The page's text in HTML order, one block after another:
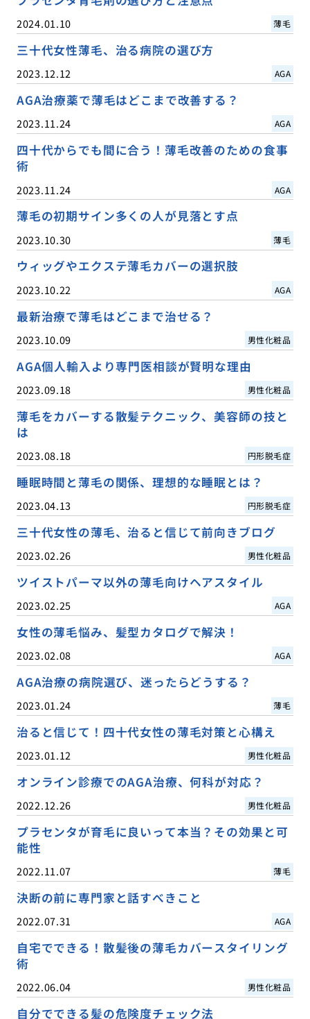
2024.01.10 薄毛
三十代女性薄毛、治る病院の選び方
2023.12.12 AGA
AGA治療薬で薄毛はどこまで改善する？
2023.11.24 AGA
四十代からでも間に合う！薄毛改善のための食事
術
2023.11.24 AGA
薄毛の初期サイン多くの人が見落とす点
2023.10.30 薄毛
ウィッグやエクステ薄毛カバーの選択肢
2023.10.22 AGA
最新治療で薄毛はどこまで治せる？
2023.10.09 男性化粧品
AGA個人輸入より専門医相談が賢明な理由
2023.09.18 男性化粧品
薄毛をカバーする散髪テクニック、美容師の技と
は
2023.08.18 円形脱毛症
睡眠時間と薄毛の関係、理想的な睡眠とは？
2023.04.13 円形脱毛症
三十代女性の薄毛、治ると信じて前向きブログ
2023.02.26 男性化粧品
ツイストパーマ以外の薄毛向けヘアスタイル
2023.02.25 AGA
女性の薄毛悩み、髪型カタログで解決！
2023.02.08 AGA
AGA治療の病院選び、迷ったらどうする？
2023.01.24 薄毛
治ると信じて！四十代女性の薄毛対策と心構え
2023.01.12 男性化粧品
オンライン診療でのAGA治療、何科が対応？
2022.12.26 男性化粧品
プラセンタが育毛に良いって本当？その効果と可
能性
2022.11.07 薄毛
決断の前に専門家と話すべきこと
2022.07.31 AGA
自宅でできる！散髪後の薄毛カバースタイリング
術
2022.06.04 男性化粧品
自分でできる髪の危険度チェック法